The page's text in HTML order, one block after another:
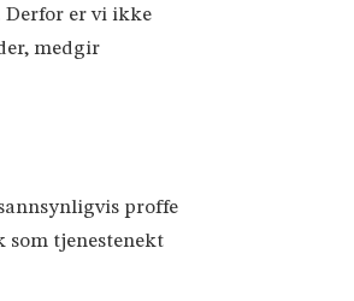
Derfor er vi ikke
medgir
proffe
som tjenestenekt